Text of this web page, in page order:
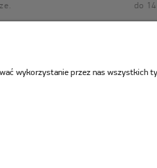
do
wykorzystanie przez nas wszystkich